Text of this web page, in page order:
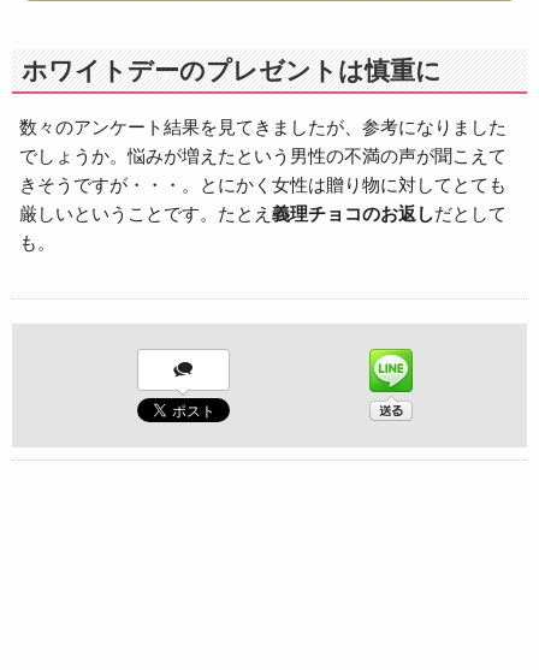
ホワイトデーのプレゼントは慎重に
数々のアンケート結果を見てきましたが、参考になりました
でしょうか。悩みが増えたという男性の不満の声が聞こえて
きそうですが・・・。とにかく女性は贈り物に対してとても
厳しいということです。たとえ 義理チョコのお返しだとして
も。